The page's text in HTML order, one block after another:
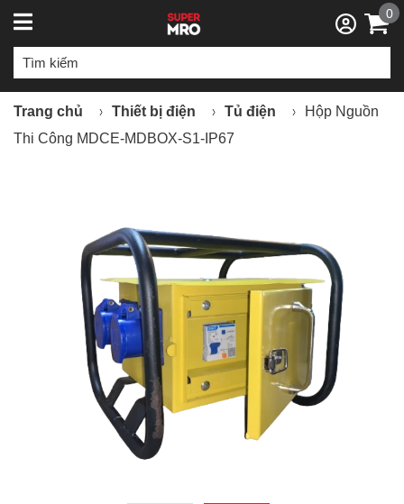
0
Trang chủ Thiết bị điện Tủ điện
Hộp Nguồn
Thi Công MDCE-MDBOX-S1-IP67